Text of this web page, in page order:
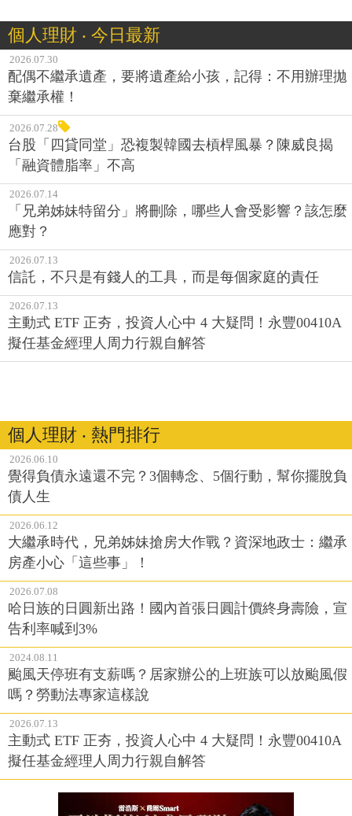
個人理財 ‧ 今日最新
2026.07.30
配偶不繼承遺產，要將遺產給小孩，記得：不用辦理拋
棄繼承權！
2026.07.28
台股「四貸同堂」恐複製韓國去槓桿風暴？陳威良揭
「融資體脂率」不高
2026.07.14
「兄弟姊妹特留分」將刪除，哪些人會受影響？該怎麼
應對？
2026.07.13
信託，不只是有錢人的工具，而是每個家庭的責任
2026.07.13
主動式 ETF 正夯，投資人心中 4 大疑問！永豐00410A
擬任基金經理人周力行親自解答
個人理財 ‧ 熱門排行
2026.06.10
覺得負債永遠還不完？3個轉念、5個行動，幫你擺脫負
債人生
2026.06.12
大繼承時代，兄弟姊妹搶房大作戰？資深地政士：繼承
房產小心「這些事」！
2026.07.08
哈日族的日圓新出路！國內首張日圓計價終身壽險，宣
告利率喊到3%
2024.08.11
颱風天停班有支薪嗎？居家辦公的上班族可以放颱風假
嗎？勞動法專家這樣說
2026.07.13
主動式 ETF 正夯，投資人心中 4 大疑問！永豐00410A
擬任基金經理人周力行親自解答